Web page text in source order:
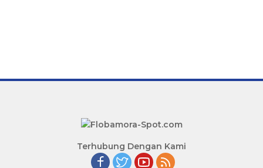
Terhubung Dengan Kami